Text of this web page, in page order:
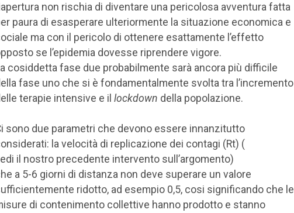
non rischia di diventare una pericolosa avventura fatta
paura di esasperare ulteriormente la situazione economica e
ma con il pericolo di ottenere esattamente l’effetto
se l’epidemia dovesse riprendere vigore.
cosiddetta fase due probabilmente sarà ancora più difficile
fase uno che si è fondamentalmente svolta tra l’incremento
terapie intensive e il lockdown della popolazione.
sono due parametri che devono essere innanzitutto
la velocità di replicazione dei contagi (Rt) (
il nostro precedente intervento sull’argomento)
a 5-6 giorni di distanza non deve superare un valore
ridotto, ad esempio 0,5, cosi significando che le
di contenimento collettive hanno prodotto e stanno